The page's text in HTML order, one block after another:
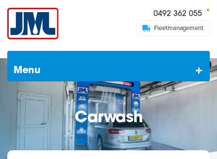
Fleetmanagement
0492 362 055
Menu
Carwash